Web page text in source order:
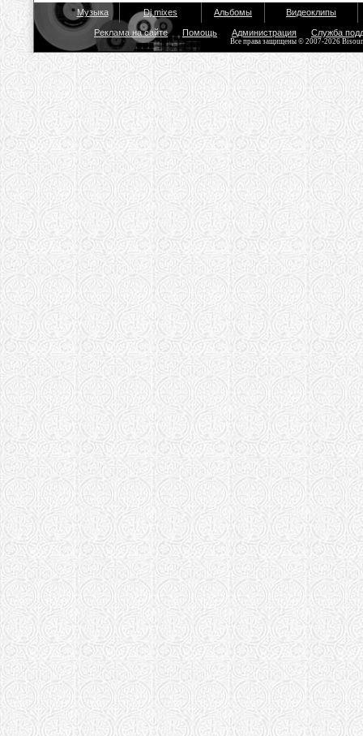
Музыка Dj mixes Альбомы Видеоклипы
Реклама на сайте Помощь Администрация Служба
Все права защищены © 2007-2026